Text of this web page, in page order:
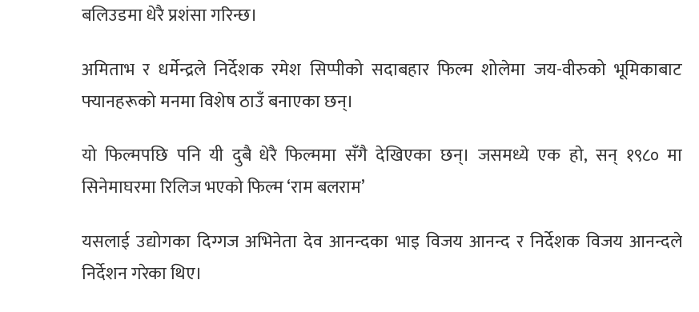
बलिउडमा धेरै प्रशंसा गरिन्छ।
अमिताभ र धर्मेन्द्रले निर्देशक रमेश सिप्पीको सदाबहार फिल्म शोलेमा जय-वीरुको भूमिकाबाट
फ्यानहरूको मनमा विशेष ठाउँ बनाएका छन्।
यो फिल्मपछि पनि यी दुबै धेरै फिल्ममा सँगै देखिएका छन्। जसमध्ये एक हाे, सन् १९८० मा
सिनेमाघरमा रिलिज भएको फिल्म ‘राम बलराम’
यसलाई उद्योगका दिग्गज अभिनेता देव आनन्दका भाइ विजय आनन्द र निर्देशक विजय आनन्दले
निर्देशन गरेका थिए।